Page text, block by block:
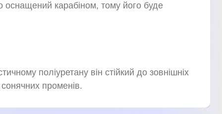
оснащений карабіном, тому його буде
поліуретану він стійкий до зовнішніх
променів.